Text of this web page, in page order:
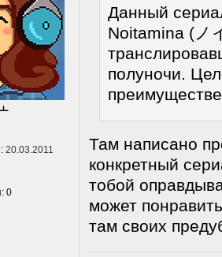
20.03.2011
0
Данный
Noitamina (ノ
полуночи.
Там написано
конкретный
тобой
может
там своих